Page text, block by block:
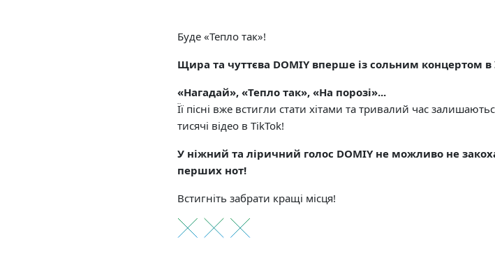
Буде «Тепло так»!
Щира та чуттєва DOMIY вперше із сольним концертом в
«Нагадай», «Тепло так», «На порозі»...
Її пісні вже встигли стати хітами та тривалий час
тисячі відео в TikTok!
У ніжний та ліричний голос DOMIY не можливо не
перших нот!
Встигніть забрати кращі місця!